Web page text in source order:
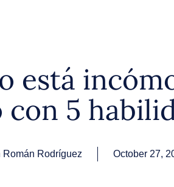
está
con 5
Román Rodríguez October 27,